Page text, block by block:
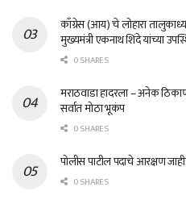
काँग्रेस (आय) चे लोहारा
मुख्यमंत्री एकनाथ शिंदे यांच्या
0 SHARES
मराठवाडा हादरला – अनेक
सर्वात मोठा भूकंप
0 SHARES
पोलीस पाटील पदाचे आरक्षण
0 SHARES